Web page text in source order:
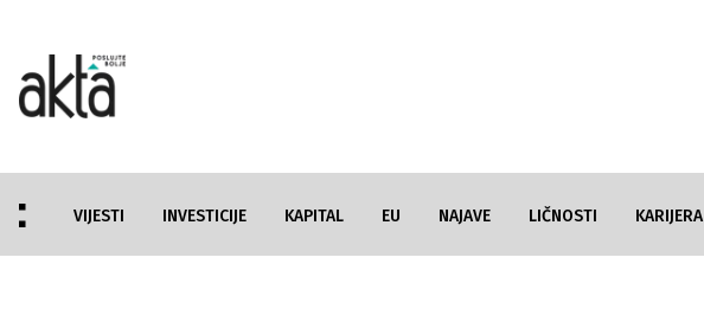
VIJESTI INVESTICIJE KAPITAL EU NAJAVE LIČNOSTI KARIJERA